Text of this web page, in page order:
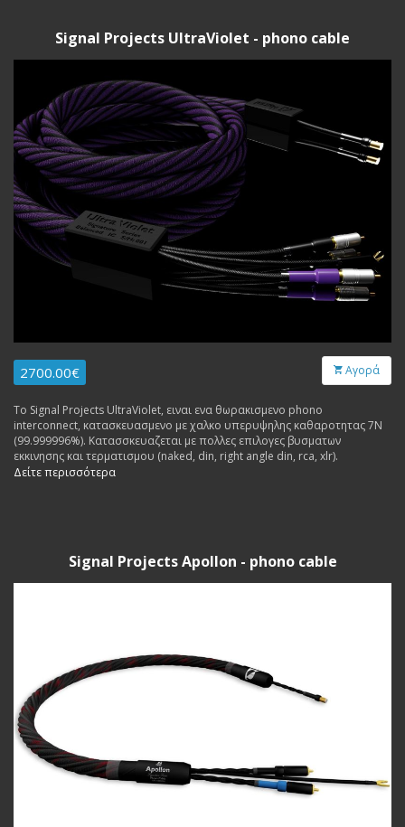
Signal Projects UltraViolet - phono cable
2700.00€ Αγορά
Το Signal Projects UltraViolet, ειναι ενα θωρακισμενο phono
interconnect, κατασκευασμενο με χαλκο υπερυψηλης καθαροτητας 7N
(99.999996%). Κατασσκευαζεται με πολλες επιλογες βυσματων
εκκινησης και τερματισμου (naked, din, right angle din, rca, xlr).
Δείτε περισσότερα
Signal Projects Apollon - phono cable